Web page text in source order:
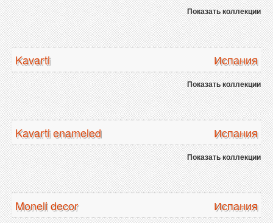
Показать коллекции
Kavarti Испания
Показать коллекции
Kavarti enameled Испания
Показать коллекции
Moneli decor Испания